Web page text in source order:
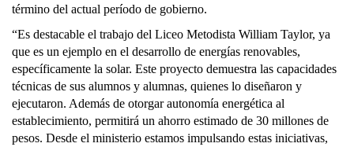
término del actual período de gobierno.
“Es destacable el trabajo del Liceo Metodista William Taylor, ya
que es un ejemplo en el desarrollo de energías renovables,
específicamente la solar. Este proyecto demuestra las capacidades
técnicas de sus alumnos y alumnas, quienes lo diseñaron y
ejecutaron. Además de otorgar autonomía energética al
establecimiento, permitirá un ahorro estimado de 30 millones de
pesos. Desde el ministerio estamos impulsando estas iniciativas,